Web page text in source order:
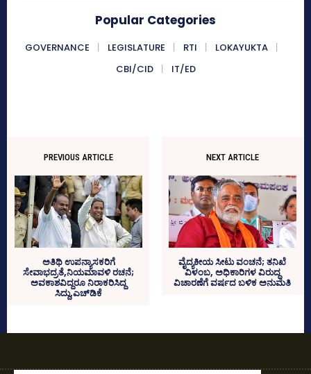
Popular Categories
GOVERNANCE LEGISLATURE RTI
LOKAYUKTA
CBI/CID
IT/ED
PREVIOUS ARTICLE
ಅತಿಥಿ ಉಪನ್ಯಾಸಕರಿಗೆ
ಸೇವಾಭದ್ರತೆ,ನಿಯಮಾವಳಿ ರಚನೆ;
ಅವಕಾಶವಿದ್ದರೂ ನಿರಾಕರಿಸಿದ್ದ
ಸಿದ್ದು,ಎಚ್‌ಡಿಕೆ
NEXT ARTICLE
ವೈದ್ಯಕೀಯ ಸೀಟು ವಂಚನೆ; ತನಿಖೆ
ವಿಳಂಬ, ಅಧಿಕಾರಿಗಳ ವಿರುದ್ಧ
ವಿಚಾರಣೆಗೆ ವರ್ಷದ ಬಳಿಕ ಅನುಮತಿ